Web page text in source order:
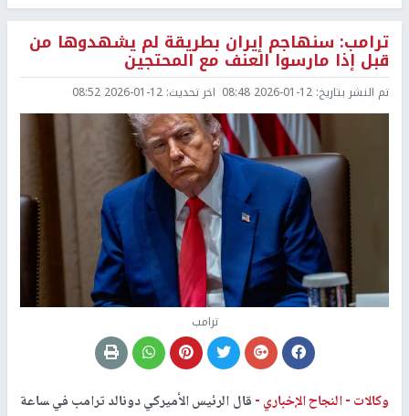
ترامب: سنهاجم إيران بطريقة لم يشهدوها من
قبل إذا مارسوا العنف مع المحتجين
تم النشر بتاريخ: 2026-01-12 08:48 اخر تحديث: 2026-01-12 08:52
ترامب
وكالات -النجاح الإخباري -قال الرئيس الأميركي دونالد ترامب في ‍ساعة